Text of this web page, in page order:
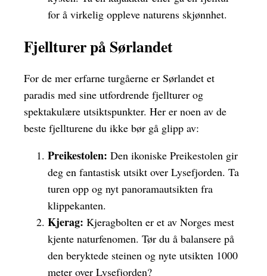
for å virkelig oppleve naturens skjønnhet.
Fjellturer på Sørlandet
For de mer erfarne turgåerne er Sørlandet et
paradis med sine utfordrende fjellturer og
spektakulære utsiktspunkter. Her er noen av de
beste fjellturene du ikke bør gå glipp av:
Preikestolen: Den ikoniske Preikestolen gir
deg en fantastisk utsikt over Lysefjorden. Ta
turen opp og nyt panoramautsikten fra
klippekanten.
Kjerag: Kjeragbolten er et av Norges mest
kjente naturfenomen. Tør du å balansere på
den beryktede steinen og nyte utsikten 1000
meter over Lysefjorden?